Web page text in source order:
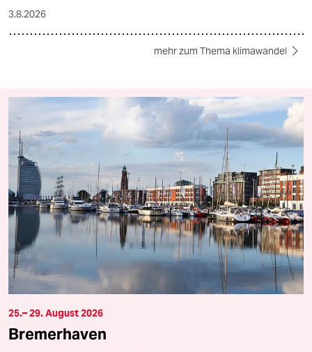
3.8.2026
mehr zum Thema klimawandel
25.– 29. August 2026
Bremerhaven